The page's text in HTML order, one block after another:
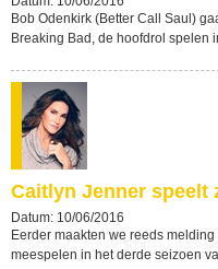
Bob Odenkirk (Better Call Saul)
Breaking Bad, de hoofdrol spelen
Caitlyn Jenner speelt
Datum: 10/06/2016
Eerder maakten we reeds
meespelen in het derde seizoen